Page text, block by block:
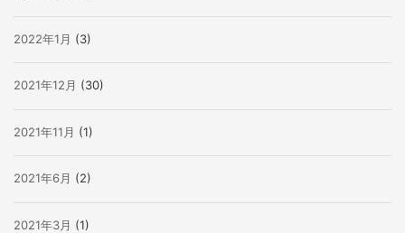
2022年1月 (3)
2021年12月 (30)
2021年11月 (1)
2021年6月 (2)
2021年3月 (1)